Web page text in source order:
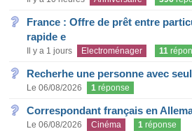
France : Offre de prêt entre
rapide e
Il y a 1 jours Electroménager 11
Recherhe une personne avec
Le 06/08/2026 1 réponse
Correspondant français en
Le 06/08/2026 Cinéma 1 réponse